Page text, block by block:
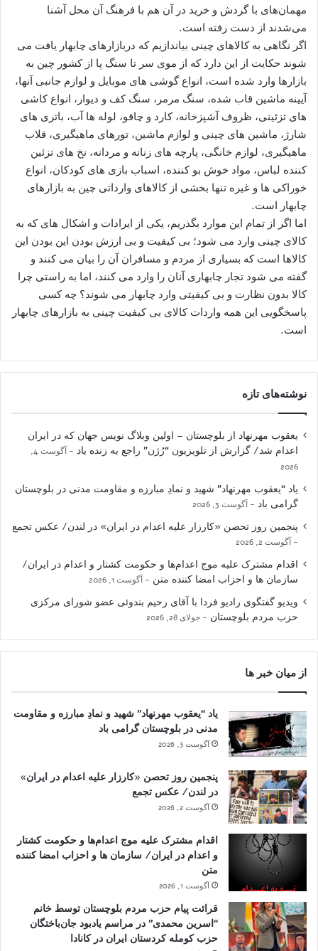
مهمان‌های با گردش و خرید در آن هم با فرهنگ آن محل آشنا
می‌شدند از دست رفته است.
اگر نگاهی به کالاهای چینی بیاندازیم که دربازارهای چابهار یافت می
شوند حکایت از این دارد که از موی سر تا سنگ پا از کشور چین به
بازارها وارد شده است، انواع گوشی های موبایل و لوازم جانبی آنها،
آیینه ماشین قاب شده، سنگ مرمر، سنگ کف و دیوار، انواع کاشی
های تزئینی، ظروف آشپزخانه، کارد و چاقو، لوله ها آب، باتری های
شارژ، ماشین های چینی و لوازم ماشین، تورهای ماهیگیری، قلاب
ماهیگیری، لوازم خانگی، پارچه های زنانه و مردانه، نخ های تزئین
کننده لباس، مواد خوش بو کننده، اسباب بازی های کودکان، انواع
خوراکی ها و غیره تنها بخشی از کالاهای وارداتی چین به بازارهای
چابهار است.
اما اگر از تمام این موارد بگذریم، یکی از ایرادات و اشکال های که به
کالای چینی وارد می شود؛ بی کیفیت و بی ارزش بودن این بودن این
کالاها است که بسیاری از مردم و مسافران آن را بیان می کنند و
گفته می شود تجار چابهاری آنان را وارد می کنند، اما به راستی چرا
کالا بدون نظارت و بی کیفیتی وارد چابهار می شوند؟ چه کسی
پاسخگویی این همه واردات کالای بی کیفیت چینی به بازارهای چابهار
است.
نوشته‌های تازه
یعقوب مهرنهاد از بلوچستان – اولین وبلاگ نویس جهان که در ایران
اعدام شد/ گزارش از تلویزیون “رُژن” راجع به زنده یاد
آگوست 4,
2026
یاد “یعقوب مهرنهاد” شهید و نمادِ مبارزه و مقاومت مدنی در بلوچستان
گرامی باد
آگوست 3, 2026
پنجمین روز تحصن «کارزار علیه اعدام در ایران» در لندن/ عکس تجمع
آگوست 2, 2026
اقدام مشترک علیه موج اعدام‌ها و حکومت کشتار و اعدام در ایران/
سازمان ها و احزاب امضا کننده متن
آگوست 1, 2026
ویدیو گفتگوی رادیو فردا با آقای رحیم بندوئی عضو شورای مرکزی
حزب مردم بلوچستان
جولای 28, 2026
از میان خبر ها
یاد “یعقوب مهرنهاد” شهید و نمادِ مبارزه و مقاومت
مدنی در بلوچستان گرامی باد
آگوست 3, 2026
پنجمین روز تحصن «کارزار علیه اعدام در ایران»
در لندن/ عکس تجمع
آگوست 2, 2026
اقدام مشترک علیه موج اعدام‌ها و حکومت کشتار
و اعدام در ایران/ سازمان ها و احزاب امضا کننده
متن
آگوست 1, 2026
قرائت پیام حزب مردم بلوچستان توسط خانم
“اسرین محمدی” در مراسم یادبود جان‌باختگان
حزب کومله کردستان ایران در کانادا